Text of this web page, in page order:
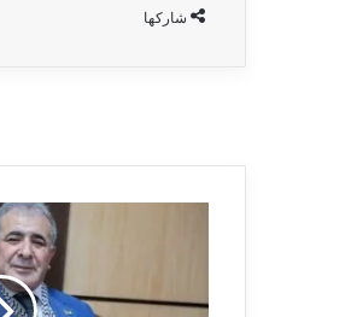
شاركها